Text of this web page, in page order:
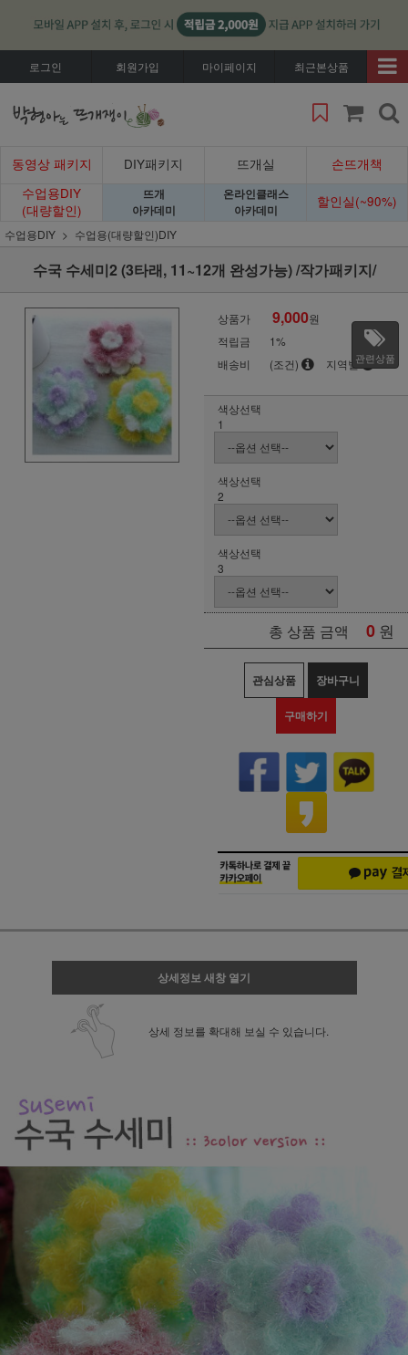
로그인 회원가입 마이페이지 최근본상품
동영상 패키지 DIY패키지 뜨개실
손뜨개책
수업용DIY
(대량할인)
뜨개
아카데미
온라인클래스
아카데미
할인실(~90%)
수업용DIY 수업용(대량할인)DIY
수국 수세미2 (3타래, 11~12개 완성가능) /작가패키지/
상품가 9,000원
적립금
1%
배송비
(조건) 지역별관련상품
색상선택
1
색상선택
2
색상선택
3
총 상품 금액 0 원
관심상품 장바구니
구매하기
상세정보 새창 열기
상세 정보를 확대해 보실 수 있습니다.